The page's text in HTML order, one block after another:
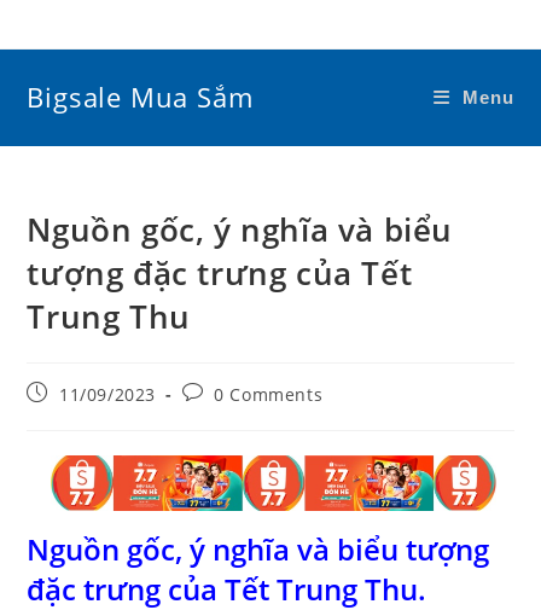
content
Bigsale Mua Sắm Menu
Nguồn gốc, ý nghĩa và biểu
tượng đặc trưng của Tết
Trung Thu
Post11/09/2023
Post0 Comments
Nguồn gốc, ý nghĩa và biểu tượng
đặc trưng của Tết Trung Thu.